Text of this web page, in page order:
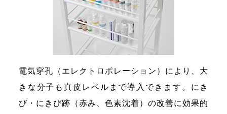
電気穿孔（エレクトロポレーション）により、大
きな分子も真皮レベルまで導入できます。にき
び・にきび跡（赤み、色素沈着）の改善に効果的